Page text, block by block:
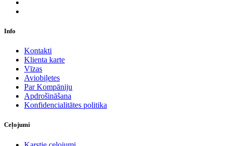
Info
Kontakti
Klienta karte
Vīzas
Aviobiļetes
Par Kompāniju
Apdrošināšana
Konfidencialitātes politika
Ceļojumi